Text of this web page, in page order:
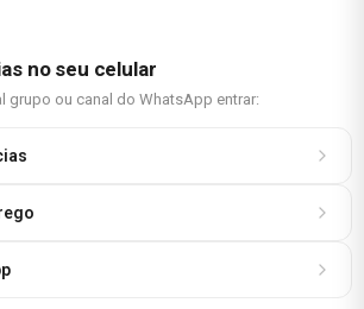
no seu celular
grupo ou canal do WhatsApp entrar: